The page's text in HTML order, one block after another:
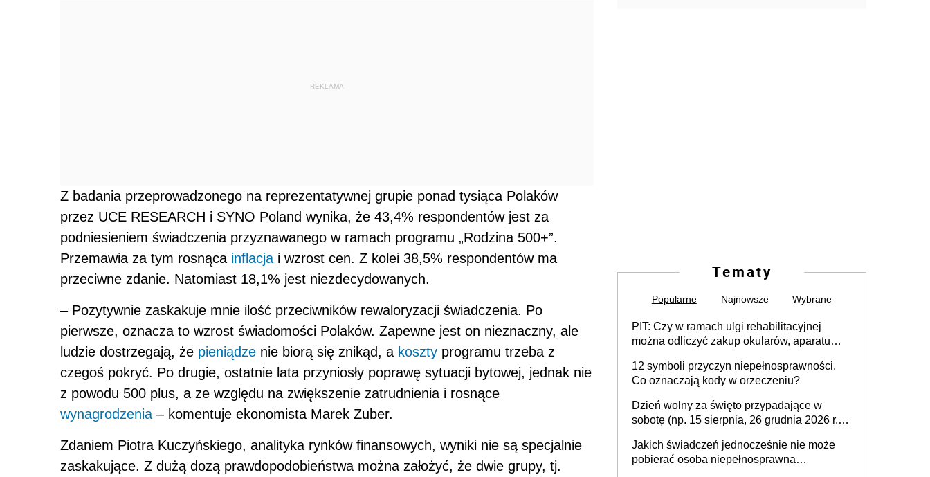
REKLAMA
Z badania przeprowadzonego na reprezentatywnej grupie ponad tysiąca Polaków
przez UCE RESEARCH i SYNO Poland wynika, że 43,4% respondentów jest za
podniesieniem świadczenia przyznawanego w ramach programu „Rodzina 500+”.
Przemawia za tym rosnąca inflacja i wzrost cen. Z kolei 38,5% respondentów ma
przeciwne zdanie. Natomiast 18,1% jest niezdecydowanych.
– Pozytywnie zaskakuje mnie ilość przeciwników rewaloryzacji świadczenia. Po
pierwsze, oznacza to wzrost świadomości Polaków. Zapewne jest on nieznaczny, ale
ludzie dostrzegają, że pieniądze nie biorą się znikąd, a koszty programu trzeba z
czegoś pokryć. Po drugie, ostatnie lata przyniosły poprawę sytuacji bytowej, jednak nie
z powodu 500 plus, a ze względu na zwiększenie zatrudnienia i rosnące
wynagrodzenia – komentuje ekonomista Marek Zuber.
Zdaniem Piotra Kuczyńskiego, analityka rynków finansowych, wyniki nie są specjalnie
zaskakujące. Z dużą dozą prawdopodobieństwa można założyć, że dwie grupy, tj.
Tematy
Popularne Najnowsze Wybrane
PIT: Czy w ramach ulgi rehabilitacyjnej
można odliczyć zakup okularów, aparatu
12 symboli przyczyn niepełnosprawności.
Co oznaczają kody w orzeczeniu?
Dzień wolny za święto przypadające w
sobotę (np. 15 sierpnia, 26 grudnia 2026 r.) –
pracodawcy (sektor prywatny i administracja
publiczna), najczęstsze pytania
Jakich świadczeń jednocześnie nie może
pobierać osoba niepełnosprawna